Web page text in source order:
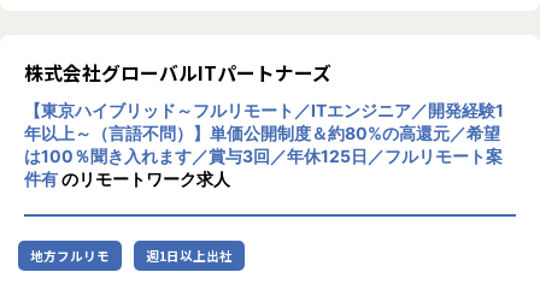
※場合により、親会社での採用になる可能性もございます。
【業務の変更の範囲】
会社の定める業務
gether」を掲げています。
株式会社グローバルITパートナーズ
【東京ハイブリッド～フルリモート／ITエンジニア／開発経験1
年以上～（言語不問）】単価公開制度＆約80%の高還元／希望
は100％聞き入れます／賞与3回／年休125日／フルリモート案
件有のリモートワーク求人
地方フルリモ 週1日以上出社